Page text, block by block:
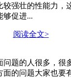
较强壮的性能力，
够促进...
阅读全文>
问题的人很多，很
面的问题大家也要